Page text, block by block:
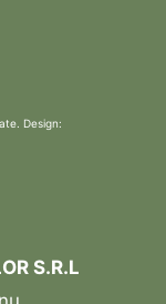
Design:
S.R.L